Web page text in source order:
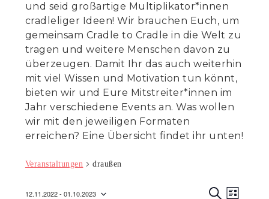
und seid großartige Multiplikator*innen
cradleliger Ideen! Wir brauchen Euch, um
gemeinsam Cradle to Cradle in die Welt zu
tragen und weitere Menschen davon zu
überzeugen. Damit Ihr das auch weiterhin
mit viel Wissen und Motivation tun könnt,
bieten wir und Eure Mitstreiter*innen im
Jahr verschiedene Events an. Was wollen
wir mit den jeweiligen Formaten
erreichen? Eine Übersicht findet ihr unten!
Veranstaltungen draußen
12.11.2022 - 01.10.2023